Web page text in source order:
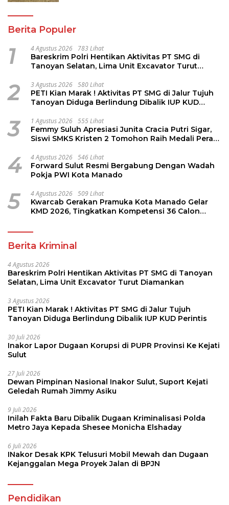
Berita Populer
1 4 Agustus 2026 783 Lihat
Bareskrim Polri Hentikan Aktivitas PT SMG di
Tanoyan Selatan, Lima Unit Excavator Turut
2 3 Agustus 2026 580 Lihat
PETI Kian Marak ! Aktivitas PT SMG di Jalur Tujuh
Tanoyan Diduga Berlindung Dibalik IUP KUD
3 1 Agustus 2026 555 Lihat
Femmy Suluh Apresiasi Junita Cracia Putri Sigar,
Siswi SMKS Kristen 2 Tomohon Raih Medali Perak
4 4 Agustus 2026 546 Lihat
Forward Sulut Resmi Bergabung Dengan Wadah
Pokja PWI Kota Manado
5 4 Agustus 2026 509 Lihat
Kwarcab Gerakan Pramuka Kota Manado Gelar
KMD 2026, Tingkatkan Kompetensi 36 Calon
Berita Kriminal
4 Agustus 2026
Bareskrim Polri Hentikan Aktivitas PT SMG di Tanoyan
Selatan, Lima Unit Excavator Turut Diamankan
3 Agustus 2026
PETI Kian Marak ! Aktivitas PT SMG di Jalur Tujuh
Tanoyan Diduga Berlindung Dibalik IUP KUD Perintis
30 Juli 2026
Inakor Lapor Dugaan Korupsi di PUPR Provinsi Ke Kejati
Sulut
27 Juli 2026
Dewan Pimpinan Nasional Inakor Sulut, Suport Kejati
Geledah Rumah Jimmy Asiku
9 Juli 2026
Inilah Fakta Baru Dibalik Dugaan Kriminalisasi Polda
Metro Jaya Kepada Shesee Monicha Elshaday
6 Juli 2026
INakor Desak KPK Telusuri Mobil Mewah dan Dugaan
Kejanggalan Mega Proyek Jalan di BPJN
Pendidikan